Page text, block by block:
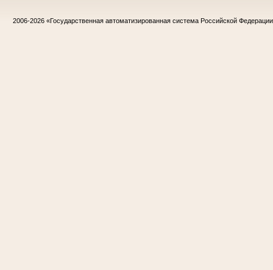
2006-2026 «Государственная автоматизированная система Российской